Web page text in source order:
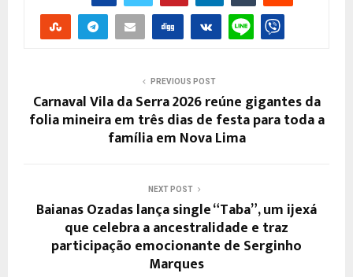
PREVIOUS POST
Carnaval Vila da Serra 2026 reúne gigantes da
folia mineira em três dias de festa para toda a
família em Nova Lima
NEXT POST
Baianas Ozadas lança single “Taba”, um ijexá
que celebra a ancestralidade e traz
participação emocionante de Serginho
Marques